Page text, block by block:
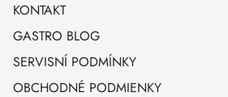
KONTAKT
GASTRO BLOG
SERVISNÍ PODMÍNKY
OBCHODNÉ PODMIENKY